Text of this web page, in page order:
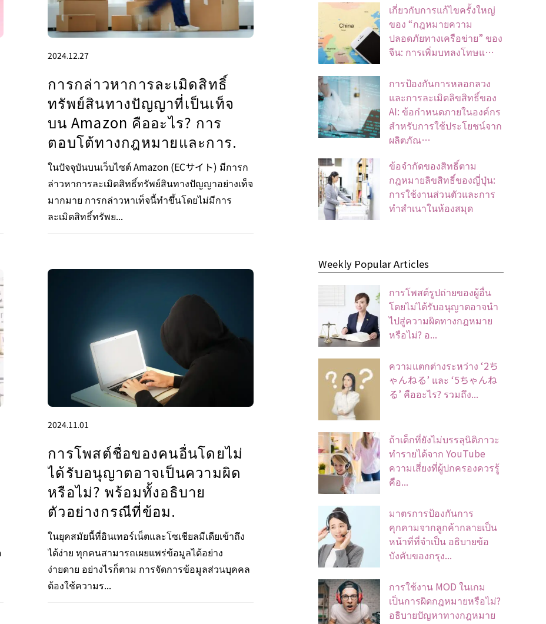
2024.12.27
การกล่าวหาการละเมิดสิทธิ์
ทรัพย์สินทางปัญญาที่เป็นเท็จ
บน Amazon คืออะไร? การ
ตอบโต้ทางกฎหมายและการ.
ในปัจจุบันบนเว็บไซต์ Amazon (ECサイト) มีการก
ล่าวหาการละเมิดสิทธิ์ทรัพย์สินทางปัญญาอย่างเท็จ
มากมาย การกล่าวหาเท็จนี้ทำขึ้นโดยไม่มีการ
ละเมิดสิทธิ์ทรัพย...
2024.11.01
การโพสต์ชื่อของคนอื่นโดยไม่
ได้รับอนุญาตอาจเป็นความผิด
หรือไม่? พร้อมทั้งอธิบาย
ตัวอย่างกรณีที่ข้อม.
ในยุคสมัยนี้ที่อินเทอร์เน็ตและโซเชียลมีเดียเข้าถึง
ได้ง่าย ทุกคนสามารถเผยแพร่ข้อมูลได้อย่าง
ง่ายดาย อย่างไรก็ตาม การจัดการข้อมูลส่วนบุคคล
ต้องใช้ความร...
เกี่ยวกับการแก้ไขครั้งใหญ่
ของ “กฎหมายความ
ปลอดภัยทางเครือข่าย” ของ
จีน: การเพิ่มบทลงโทษแ…
การป้องกันการหลอกลวง
และการละเมิดลิขสิทธิ์ของ
AI: ข้อกำหนดภายในองค์กร
สำหรับการใช้ประโยชน์จาก
ผลิตภัณ…
ข้อจํากัดของสิทธิ์ตาม
กฎหมายลิขสิทธิ์ของญี่ปุ่น:
การใช้งานส่วนตัวและการ
ทําสําเนาในห้องสมุด
Weekly Popular Articles
การโพสต์รูปถ่ายของผู้อื่น
โดยไม่ได้รับอนุญาตอาจนํา
ไปสู่ความผิดทางกฎหมาย
หรือไม่? อ...
ความแตกต่างระหว่าง ‘2ち
ゃんねる’ และ ‘5ちゃんね
る’ คืออะไร? รวมถึง...
ถ้าเด็กที่ยังไม่บรรลุนิติภาวะ
ทำรายได้จาก YouTube
ความเสี่ยงที่ผู้ปกครองควรรู้
คือ...
มาตรการป้องกันการ
คุกคามจากลูกค้ากลายเป็น
หน้าที่ที่จําเป็น อธิบายข้อ
บังคับของกรุง...
การใช้งาน MOD ในเกม
เป็นการผิดกฎหมายหรือไม่?
อธิบายปัญหาทางกฎหมาย